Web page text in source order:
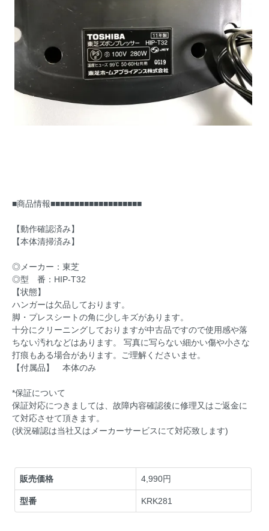
■商品情報■■■■■■■■■■■■■■■■■■■
【動作確認済み】
【本体清掃済み】
◎メーカー：東芝
◎型 番：HIP-T32
【状態】
ハンガーは欠品しております。
脚・プレスシートの角に少しキズがあります。
十分にクリーニングしておりますが中古品ですので使用感や落
ちない汚れなどはあります。 写真に写らない細かい傷や小さな
打痕もある場合があります。ご理解くださいませ。
【付属品】 本体のみ
*保証について
保証対応につきましては、故障内容確認後に修理又はご返金に
て対応させて頂きます。
(状況確認は当社又はメーカーサービスにて対応致します)
販売価格 4,990円
型番 KRK281